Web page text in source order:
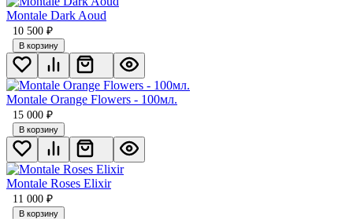
Montale Dark Aoud
10 500 ₽
В корзину
Montale Orange Flowers - 100мл.
15 000 ₽
В корзину
Montale Roses Elixir
11 000 ₽
В корзину